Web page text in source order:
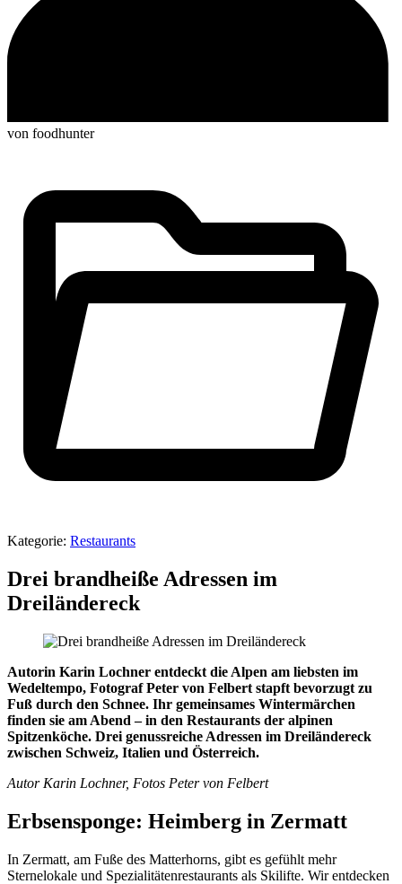
von foodhunter
Kategorie: Restaurants
Drei brandheiße Adressen im
Dreiländereck
Autorin Karin Lochner entdeckt die Alpen am liebsten im
Wedeltempo, Fotograf Peter von Felbert stapft bevorzugt zu
Fuß durch den Schnee. Ihr gemeinsames Wintermärchen
finden sie am Abend – in den Restaurants der alpinen
Spitzenköche. Drei genussreiche Adressen im Dreiländereck
zwischen Schweiz, Italien und Österreich.
Autor Karin Lochner, Fotos Peter von Felbert
Erbsensponge: Heimberg in Zermatt
In Zermatt, am Fuße des Matterhorns, gibt es gefühlt mehr
Sternelokale und Spezialitätenrestaurants als Skilifte. Wir entdecken